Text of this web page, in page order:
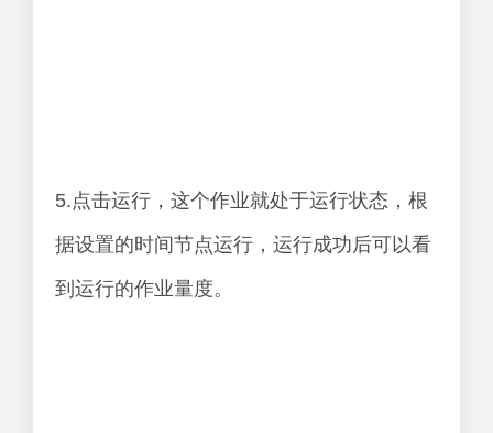
5.点击运行，这个作业就处于运行状态，根
据设置的时间节点运行，运行成功后可以看
到运行的作业量度。